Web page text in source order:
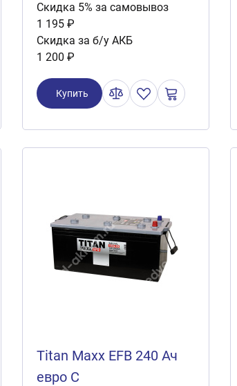
Скидка 5% за самовывоз
1 195 ₽
Скидка за б/у АКБ
1 200 ₽
Купить
Titan Maxx EFB 240 Ач
евро C